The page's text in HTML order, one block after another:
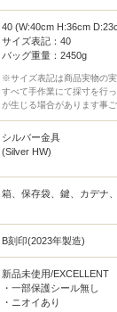
40 (W:40cm H:36cm
サイズ表記：40
バッグ重量：2450g
※サイズ表記は商品実物の実
すべて手作業にて採寸を行
が生じる場合があります事ご
シルバー金具
(Silver HW)
箱、保存袋、鍵、カデナ
B刻印(2023年製造)
新品未使用/EXCELLENT
・一部保護シール無し
・ニオイあり